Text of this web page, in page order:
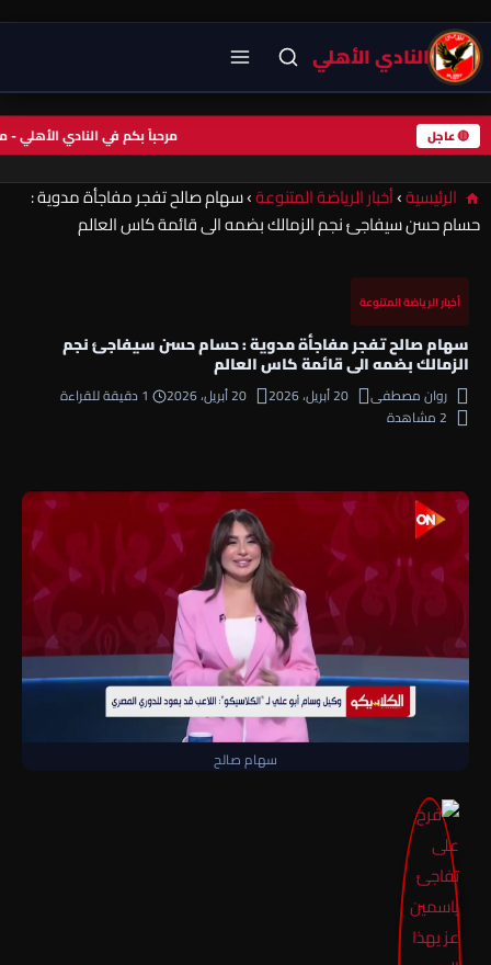
النادي الأهلي
🔴 عاجل مرحباً بكم في النادي
الرئيسية›أخبار الرياضة المتنوعة›سهام صالح تفجر مفاجأة مدوية :
حسام حسن سيفاجئ نجم الزمالك بضمه الى قائمة كاس العالم
أخبار الرياضة المتنوعة
سهام صالح تفجر مفاجأة مدوية : حسام حسن سيفاجئ نجم
الزمالك بضمه الى قائمة كاس العالم
روان مصطفى 20 أبريل، 2026 20 أبريل، 2026
1 دقيقة للقراءة
2 مشاهدة
سهام صالح